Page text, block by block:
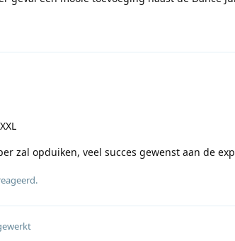
zal opduiken, veel succes gewenst aan de
.